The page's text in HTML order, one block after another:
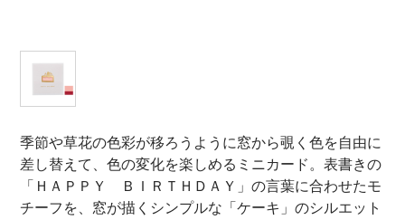
マルアイについて
季節や草花の色彩が移ろうように窓から覗く色を自由に
差し替えて、色の変化を楽しめるミニカード。表書きの
「ＨＡＰＰＹ ＢＩＲＴＨＤＡＹ」の言葉に合わせたモ
チーフを、窓が描くシンプルな「ケーキ」のシルエット